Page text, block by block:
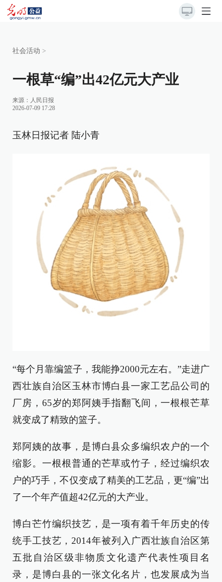
社会活动 >
一根草“编”出42亿元大产业
来源： 人民日报
2026-07-09 17:28
玉林日报记者 陆小青
“每个月靠编篮子，我能挣2000元左右。”走进广
西壮族自治区玉林市博白县一家工艺品公司的
厂房，65岁的郑阿姨手指翻飞间，一根根芒草
就变成了精致的篮子。
郑阿姨的故事，是博白县众多编织农户的一个
缩影。一根根普通的芒草或竹子，经过编织农
户的巧手，不仅变成了精美的工艺品，更“编”出
了一个年产值超42亿元的大产业。
博白芒竹编织技艺，是一项有着千年历史的传
统手工技艺，2014年被列入广西壮族自治区第
五批自治区级非物质文化遗产代表性项目名
录，是博白县的一张文化名片，也发展成为当